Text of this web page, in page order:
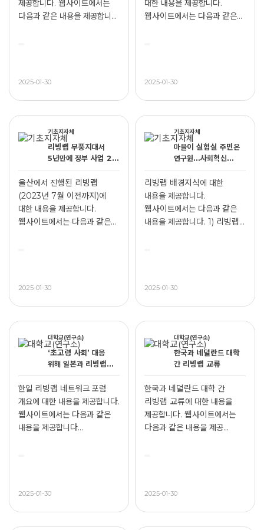
제공합니다. 웹사이트에서는
다음과 같은 내용을 제공합니...
2025-01-30
대한 내용을 제공합니다.
웹사이트에서는 다음과 같은
2025-01-30
기초지자체
리빙랩 무풍지대서
5년만에 정부 사업 2개
운영 성과 눈길
울산에서 진행된 리빙랩
(2023년 7월 이전까지)에
대한 내용을 제공합니다.
웹사이트에서는 다음과 같은
2025-01-30
기초지자체
마을이 실험실 주민은
연구원…사회혁신
‘리빙랩’이 뜬다
리빙랩 배경지식에 대한
내용을 제공합니다.
웹사이트에서는 다음과 같은
내용을 제공합니다. 1) 리빙랩
2025-01-30
대학교(연구소)
‘초고령 사회’ 대응
위해 일본과 리빙랩
경험 공유
한일 리빙랩 네트워크 포럼
개요에 대한 내용을 제공합니다.
웹사이트에서는 다음과 같은
내용을 제공합니다...
2025-01-30
대학교(연구소)
한국과 네덜란드 대학
간 리빙랩 교류
한국과 네덜란드 대학 간
리빙랩 교류에 대한 내용을
제공합니다. 웹사이트에서는
다음과 같은 내용을 제공...
2025-01-30